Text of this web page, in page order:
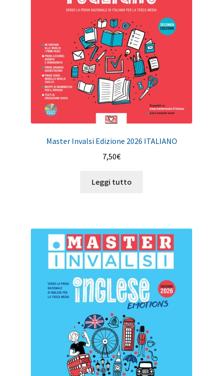
Master Invalsi Edizione 2026 ITALIANO
7,50€
Leggi tutto